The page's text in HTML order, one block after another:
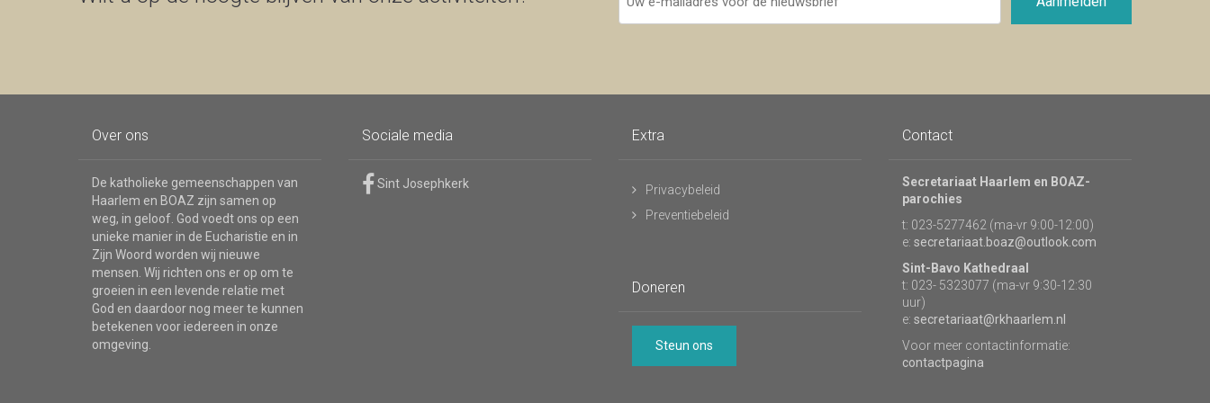
e-
mailadres
Over ons
De katholieke gemeenschappen van
Haarlem en BOAZ zijn samen op
weg, in geloof. God voedt ons op een
unieke manier in de Eucharistie en in
Zijn Woord worden wij nieuwe
mensen. Wij richten ons er op om te
groeien in een levende relatie met
God en daardoor nog meer te kunnen
betekenen voor iedereen in onze
omgeving.
Sociale media
Sint Josephkerk
Extra
Privacybeleid
Preventiebeleid
Doneren
Steun ons
Contact
Secretariaat Haarlem en BOAZ-
parochies
t: 023-5277462 (ma-vr 9:00-12:00)
e: secretariaat.boaz@outlook.com
Sint-Bavo Kathedraal
t: 023- 5323077 (ma-vr 9:30-12:30
uur)
e: secretariaat@rkhaarlem.nl
Voor meer contactinformatie:
contactpagina